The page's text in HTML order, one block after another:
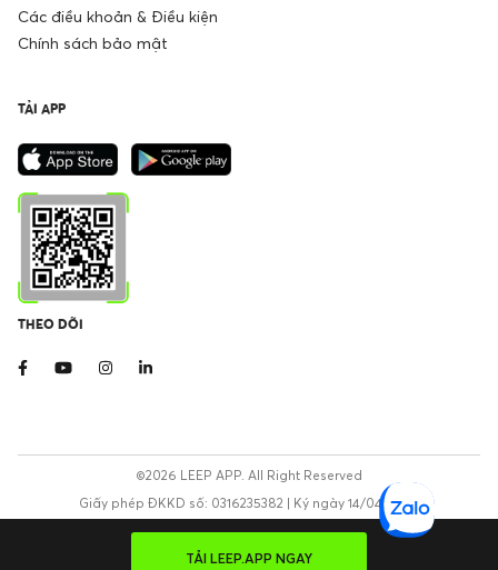
Các điều khoản & Điều kiện
Chính sách bảo mật
TẢI APP
THEO DÕI
©2026 LEEP APP. All Right Reserved
Giấy phép ĐKKD số: 0316235382 | Ký ngày 14/04/2020
TẢI LEEP.APP NGAY